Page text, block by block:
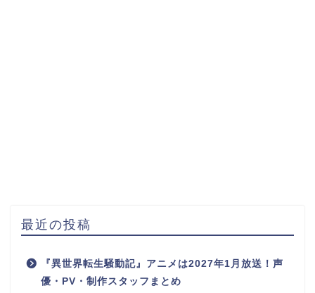
最近の投稿
『異世界転生騒動記』アニメは2027年1月放送！声
優・PV・制作スタッフまとめ